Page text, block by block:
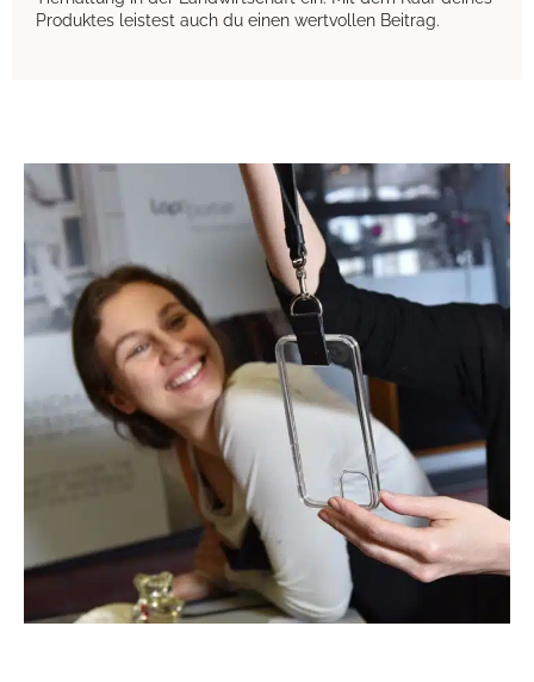
Produktes leistest auch du einen wertvollen Beitrag.